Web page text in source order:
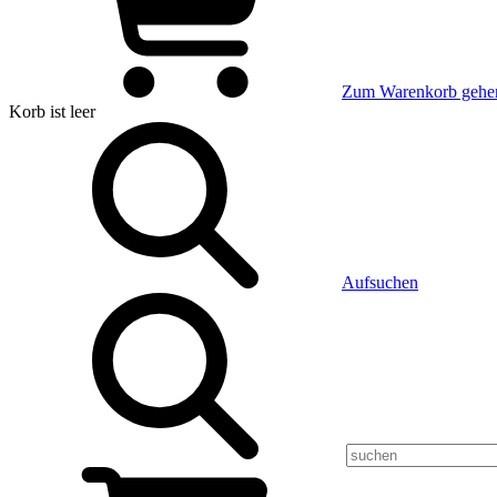
Zum Warenkorb
Korb ist leer
Aufsuchen